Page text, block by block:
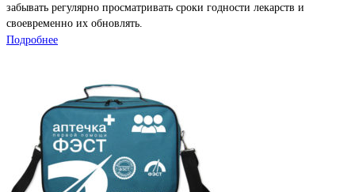
забывать регулярно просматривать сроки годности лекарств и
своевременно их обновлять.
Подробнее